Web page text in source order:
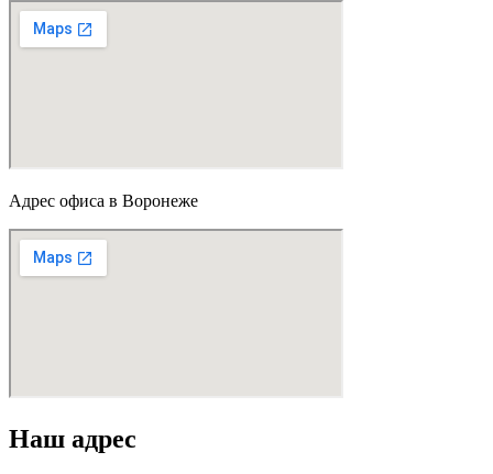
Адрес офиса в Воронеже
Наш адрес